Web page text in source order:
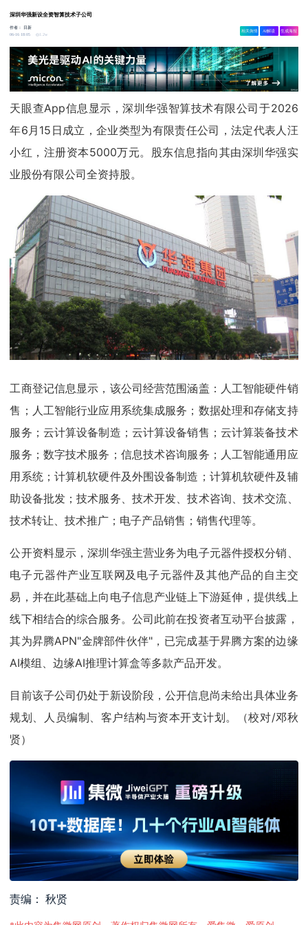
深圳华强新设全资智算技术子公司
作者：
日新
06-16 18:05
1.2w
相关舆情 AI解读 生成海报
天眼查App信息显示，深圳华强智算技术有限公司于2026
年6月15日成立，企业类型为有限责任公司，法定代表人汪
小红，注册资本5000万元。股东信息指向其由深圳华强实
业股份有限公司全资持股。
工商登记信息显示，该公司经营范围涵盖：人工智能硬件销
售；人工智能行业应用系统集成服务；数据处理和存储支持
服务；云计算设备制造；云计算设备销售；云计算装备技术
服务；数字技术服务；信息技术咨询服务；人工智能通用应
用系统；计算机软硬件及外围设备制造；计算机软硬件及辅
助设备批发；技术服务、技术开发、技术咨询、技术交流、
技术转让、技术推广；电子产品销售；销售代理等。
公开资料显示，深圳华强主营业务为电子元器件授权分销、
电子元器件产业互联网及电子元器件及其他产品的自主交
易，并在此基础上向电子信息产业链上下游延伸，提供线上
线下相结合的综合服务。公司此前在投资者互动平台披露，
其为昇腾APN"金牌部件伙伴"，已完成基于昇腾方案的边缘
AI模组、边缘AI推理计算盒等多款产品开发。
目前该子公司仍处于新设阶段，公开信息尚未给出具体业务
规划、人员编制、客户结构与资本开支计划。（校对/邓秋
贤）
责编： 秋贤